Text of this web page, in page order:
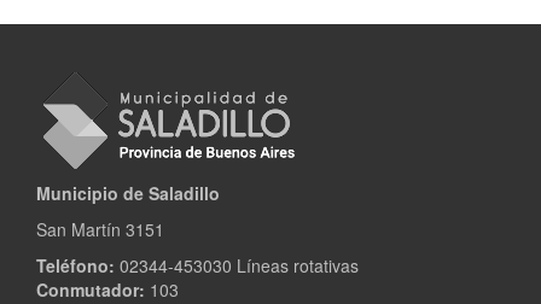
Municipio de Saladillo
San Martín 3151
Teléfono: 02344-453030 Líneas rotativas
Conmutador: 103